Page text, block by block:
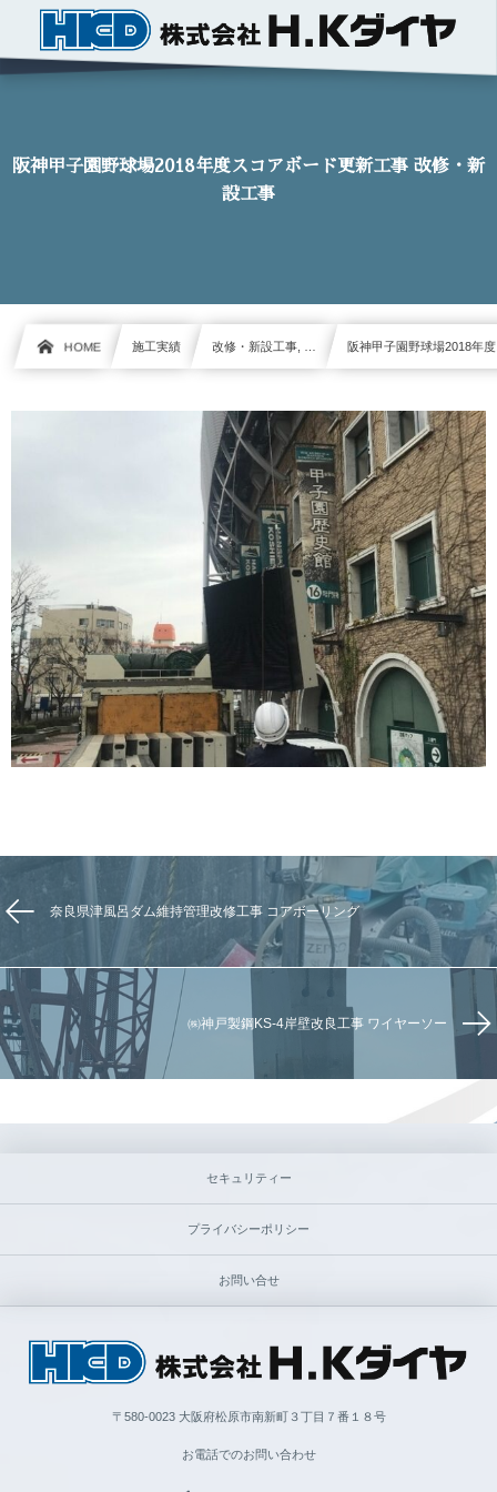
阪神甲子園野球場2018年度スコアボード更新工事 改修・新
設工事
HOME 施工実績 改修・新設工事, … 阪神甲子園野球場2018年
奈良県津風呂ダム維持管理改修工事 コアボーリング
㈱神戸製鋼KS-4岸壁改良工事 ワイヤーソー
セキュリティー
プライバシーポリシー
お問い合せ
〒580-0023 大阪府松原市南新町３丁目７番１８号
お電話でのお問い合わせ